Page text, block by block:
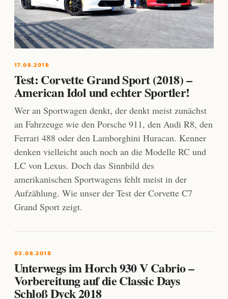
17.08.2018
Test: Corvette Grand Sport (2018) –
American Idol und echter Sportler!
Wer an Sportwagen denkt, der denkt meist zunächst
an Fahrzeuge wie den Porsche 911, den Audi R8, den
Ferrari 488 oder den Lamborghini Huracan. Kenner
denken vielleicht auch noch an die Modelle RC und
LC von Lexus. Doch das Sinnbild des
amerikanischen Sportwagens fehlt meist in der
Aufzählung. Wie unser der Test der Corvette C7
Grand Sport zeigt.
03.08.2018
Unterwegs im Horch 930 V Cabrio –
Vorbereitung auf die Classic Days
Schloß Dyck 2018